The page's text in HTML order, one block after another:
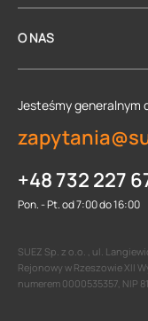
O NAS
Jesteśmy generalnym
+48 732 227
Pon. - Pt. od 7:00 do 16:00
SUEZ Sp. z o.o. , ul.
Rejonowy w Rzeszowie XII
numerem 0000535357, NIP